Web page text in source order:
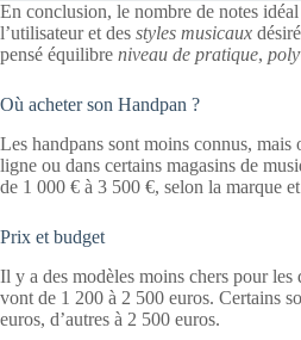
En conclusion, le nombre de notes
l’utilisateur et des styles musicaux
pensé équilibre niveau de pratique,
Où acheter son Handpan ?
Les handpans sont moins connus, mais
ligne ou dans certains magasins de
de 1 000 € à 3 500 €, selon la marque
Prix et budget
Il y a des modèles moins chers pour les
vont de 1 200 à 2 500 euros. Certains
euros, d’autres à 2 500 euros.